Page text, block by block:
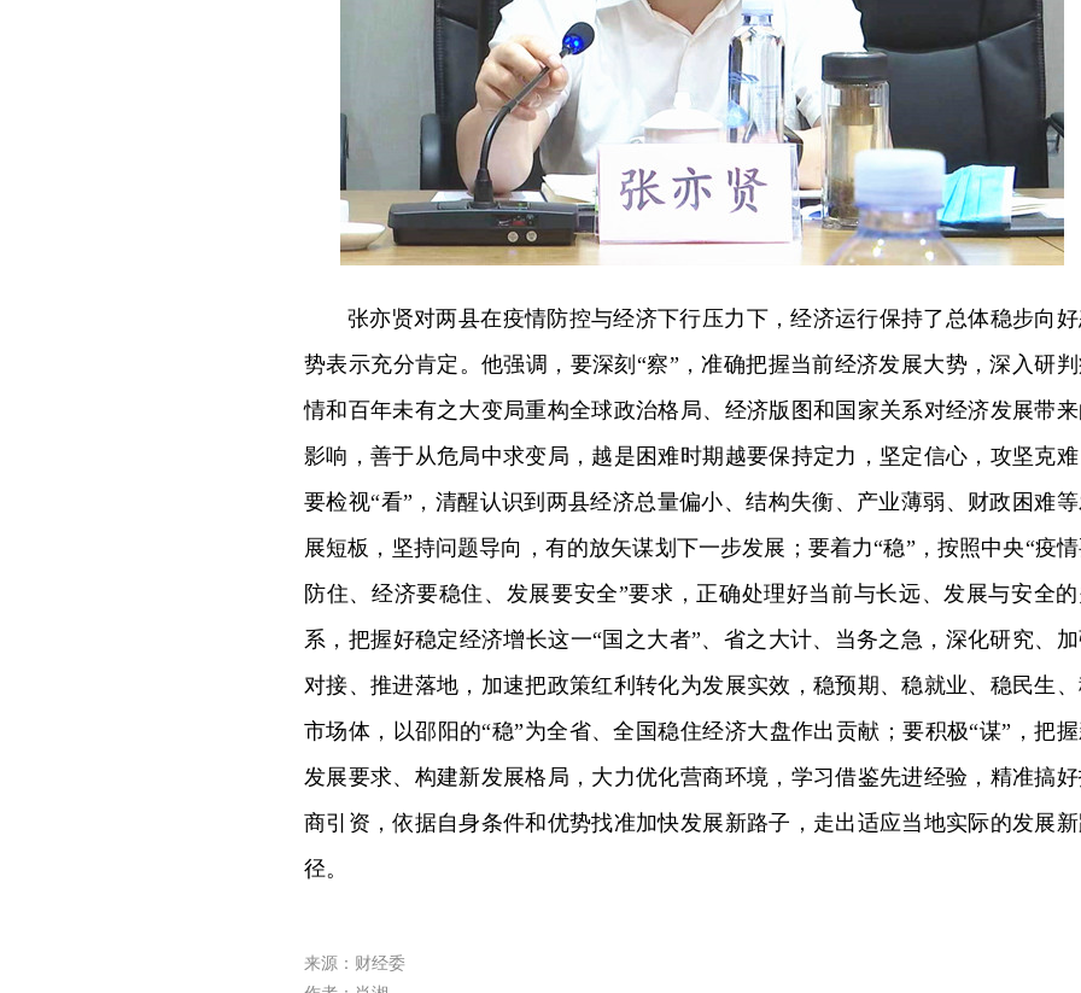
张亦贤对两县在疫情防控与经济下行压力下，经济运行保持了总体稳步向
势表示充分肯定。他强调，要深刻“察”，准确把握当前经济发展大势，深入研
情和百年未有之大变局重构全球政治格局、经济版图和国家关系对经济发展带
影响，善于从危局中求变局，越是困难时期越要保持定力，坚定信心，攻坚克难
要检视“看”，清醒认识到两县经济总量偏小、结构失衡、产业薄弱、财政困难
展短板，坚持问题导向，有的放矢谋划下一步发展；要着力“稳”，按照中央“疫
防住、经济要稳住、发展要安全”要求，正确处理好当前与长远、发展与安全
系，把握好稳定经济增长这一“国之大者”、省之大计、当务之急，深化研究、
对接、推进落地，加速把政策红利转化为发展实效，稳预期、稳就业、稳民生
市场体，以邵阳的“稳”为全省、全国稳住经济大盘作出贡献；要积极“谋”，把
发展要求、构建新发展格局，大力优化营商环境，学习借鉴先进经验，精准搞
商引资，依据自身条件和优势找准加快发展新路子，走出适应当地实际的发展
径。
来源：财经委